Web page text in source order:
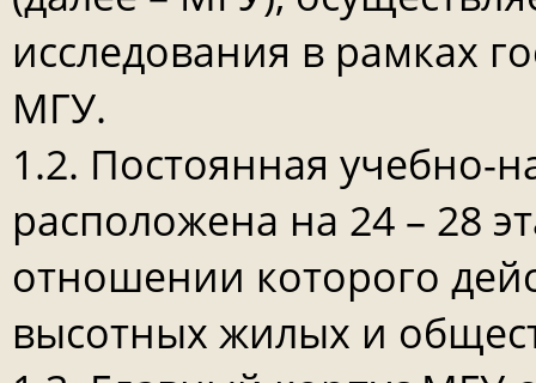
исследования в рамках
МГУ.
1.2. Постоянная учебно-
расположена на 24 – 28
отношении которого
высотных жилых и